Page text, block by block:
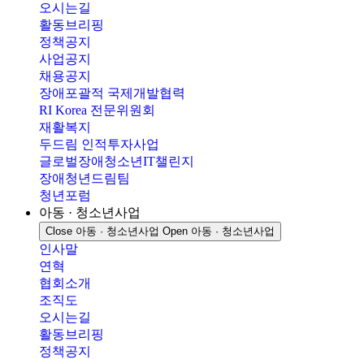
오시는길
활동브리핑
정책공지
사업공지
채용공지
장애포괄적 국제개발협력
RI Korea 전문위원회
재활복지
두드림 인적투자사업
글로벌장애청소년IT챌린지
장애청년드림팀
청년포럼
아동 · 청소년사업
Close 아동 · 청소년사업 Open 아동 · 청소년사업
인사말
연혁
협회소개
조직도
오시는길
활동브리핑
정책공지